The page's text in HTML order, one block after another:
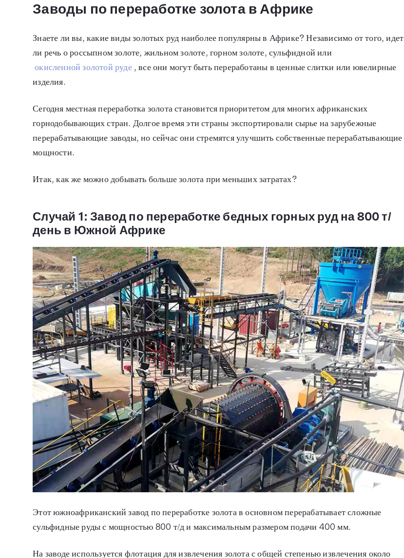
Заводы по переработке золота в Африке
Знаете ли вы, какие виды золотых руд наиболее популярны в Африке? Независимо от того, идет
ли речь о россыпном золоте, жильном золоте, горном золоте, сульфидной или
окисленной золотой руде , все они могут быть переработаны в ценные слитки или ювелирные
изделия.
Сегодня местная переработка золота становится приоритетом для многих африканских
горнодобывающих стран. Долгое время эти страны экспортировали сырье на зарубежные
перерабатывающие заводы, но сейчас они стремятся улучшить собственные перерабатывающие
мощности.
Итак, как же можно добывать больше золота при меньших затратах?
Случай 1: Завод по переработке бедных горных руд на 800 т/
день в Южной Африке
Этот южноафриканский завод по переработке золота в основном перерабатывает сложные
сульфидные руды с мощностью 800 т/д и максимальным размером подачи 400 мм.
На заводе используется флотация для извлечения золота с общей степенью извлечения около